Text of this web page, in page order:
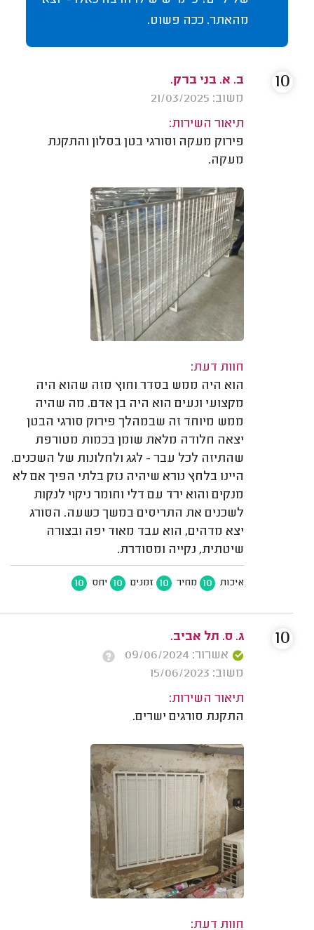
מהאתר. ככה פשוט.
ב. א. בני ברק.
משוב: 21/03/2025
תיאור השירות:
פירוק מעקה וסורגי בטן בסלון והתקנת
מעקה.
חוות דעת:
הוא היה ממש בסדר וחוץ מזה שהוא היה
מקצועי ונעים הוא היה בן אדם. מה שהיה
ממש מיוחד זה שבמהלך פירוק סורגי הבטן
יצאה חלודה מלאת שומן בכמות מטורפת
שהתיזה לכל עבר - לגג ולחלונות של השכנים.
היינו בלחץ נורא שיהיה נזק בלתי הפיך אם לא
מנקים והוא ירד עם דלי וחומר ניקוי לנקות
לשכנים את התריסים במשך כשעה. הסורג
יצא מדהים, הוא עבד מאוד יפה ובצורה
שיטתית, נקייה ומסודרת.
איכות 10 מחיר 10 זמנים 10 יחס 10
10
ג. ס. תל אביב.
אשרור: 09/06/2024
משוב: 15/06/2023
תיאור השירות:
התקנת סורגים ישרים.
חוות דעת:
10